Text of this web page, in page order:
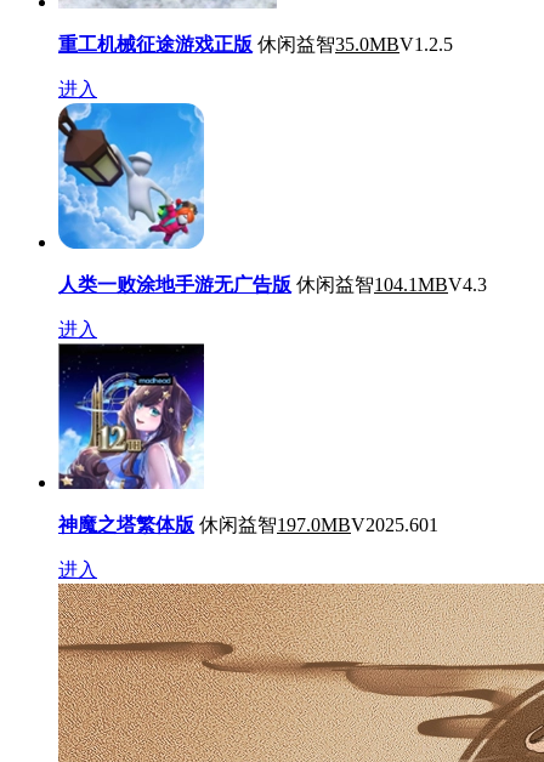
重工机械征途游戏正版 休闲益智35.0MBV1.2.5
进入
人类一败涂地手游无广告版 休闲益智104.1MBV4.3
进入
神魔之塔繁体版 休闲益智197.0MBV2025.601
进入